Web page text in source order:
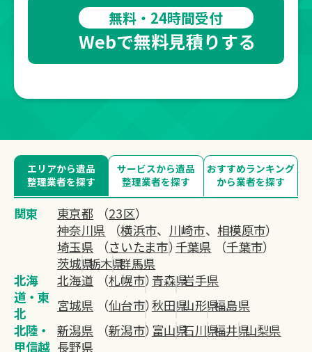
無料・24時間受付
Webで無料見積りする
エリアから遺品
整理業者を探す
サービスから遺品
整理業者を探す
おすすめランキング
から業者を探す
関東 東京都 （23区）
神奈川県 （横浜市、 川崎市、 相模原市）
埼玉県 （さいたま市）千葉県 （千葉市）
茨城県栃木県群馬県
北海
道・東
北
北海道 （札幌市）青森県岩手県
宮城県 （仙台市）秋田県山形県福島県
北陸・
甲信越
新潟県 （新潟市）富山県石川県福井県山梨県
長野県